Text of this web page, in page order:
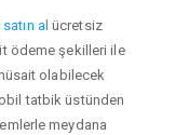
al ücretsiz
ödeme şekilleri ile
olabilecek
tatbik üstünden
meydana